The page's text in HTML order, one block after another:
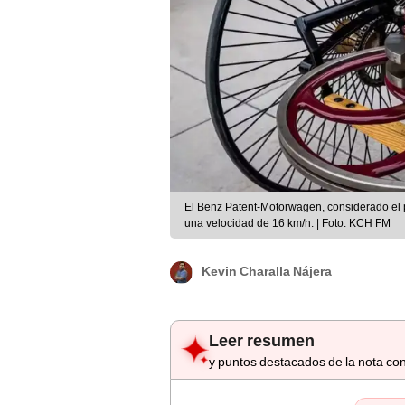
El Benz Patent-Motorwagen, considerado
una velocidad de 16 km/h. | Foto: KCH FM
Kevin Charalla Nájera
Leer resumen
y puntos destacados de la nota